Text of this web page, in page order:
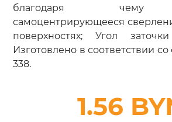
благодаря чему
самоцентрирующееся
поверхностях; Угол
Изготовлено в соответствии
338.
1.56